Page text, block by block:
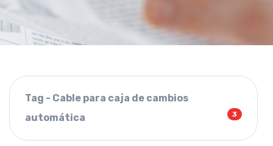
Tag - Cable para caja de cambios
automática
3